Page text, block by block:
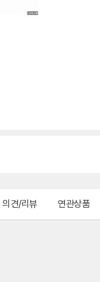
의견/리뷰 연관상품